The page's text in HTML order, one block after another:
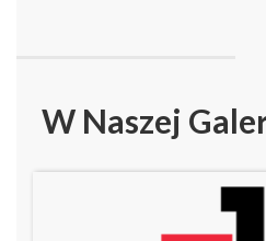
W Naszej